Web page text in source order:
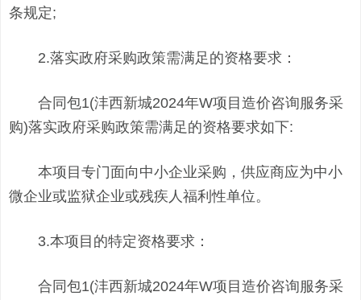
条规定;
2.落实政府采购政策需满足的资格要求：
合同包1(沣西新城2024年W项目造价咨询服务采
购)落实政府采购政策需满足的资格要求如下:
本项目专门面向中小企业采购，供应商应为中小
微企业或监狱企业或残疾人福利性单位。
3.本项目的特定资格要求：
合同包1(沣西新城2024年W项目造价咨询服务采